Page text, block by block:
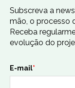
Subscreva a
mão, o processo
Receba
evolução do
E-mail*